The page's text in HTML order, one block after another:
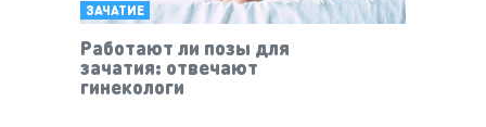
ЗАЧАТИЕ
Работают ли позы для
зачатия: отвечают
гинекологи